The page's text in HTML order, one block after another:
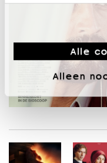
Alle
Alleen